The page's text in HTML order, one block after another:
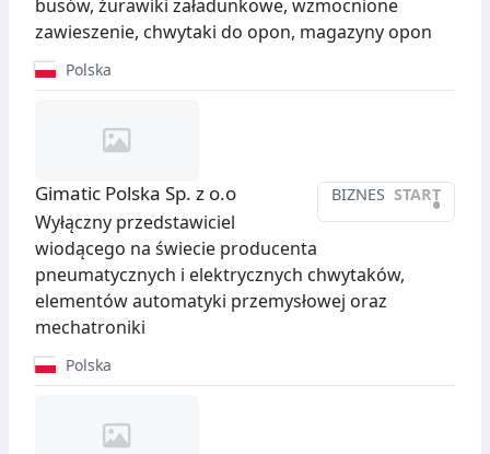
busów, żurawiki załadunkowe, wzmocnione
zawieszenie, chwytaki do opon, magazyny opon
Polska
BIZNES START
•
Gimatic Polska Sp. z o.o
Wyłączny przedstawiciel
wiodącego na świecie producenta
pneumatycznych i elektrycznych chwytaków,
elementów automatyki przemysłowej oraz
mechatroniki
Polska